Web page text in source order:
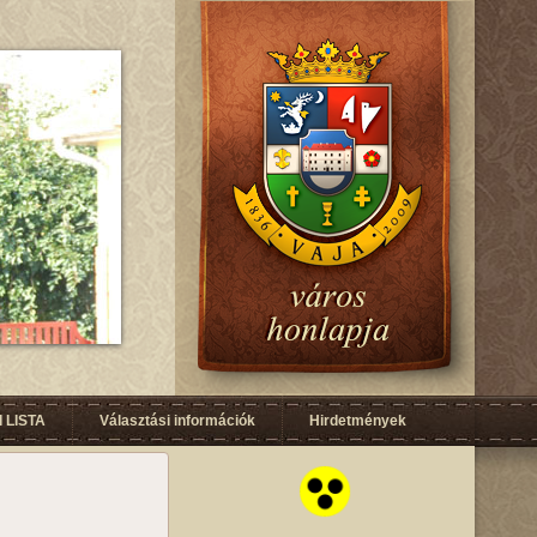
LISTA Választási információk Hirdetmények